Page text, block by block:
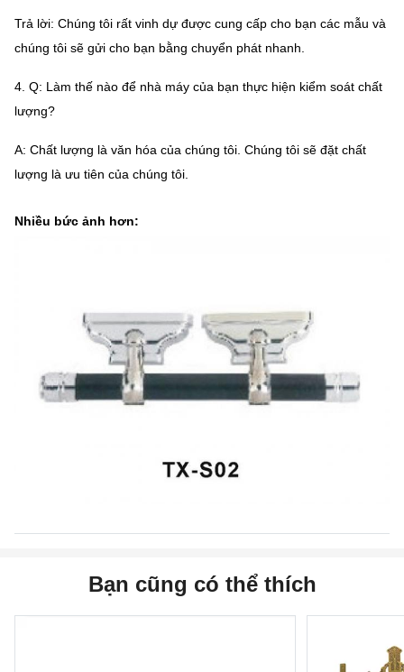
Trả lời: Chúng tôi rất vinh dự được cung cấp cho bạn các mẫu và
chúng tôi sẽ gửi cho bạn bằng chuyển phát nhanh.
4. Q: Làm thế nào để nhà máy của bạn thực hiện kiểm soát chất
lượng?
A: Chất lượng là văn hóa của chúng tôi. Chúng tôi sẽ đặt chất
lượng là ưu tiên của chúng tôi.
Nhiều bức ảnh hơn:
Bạn cũng có thể thích